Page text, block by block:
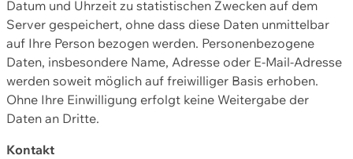
Datum und Uhrzeit zu statistischen Zwecken auf dem
Server gespeichert, ohne dass diese Daten unmittelbar
auf Ihre Person bezogen werden. Personenbezogene
Daten, insbesondere Name, Adresse oder E-Mail-Adresse
werden soweit möglich auf freiwilliger Basis erhoben.
Ohne Ihre Einwilligung erfolgt keine Weitergabe der
Daten an Dritte.
Kontakt